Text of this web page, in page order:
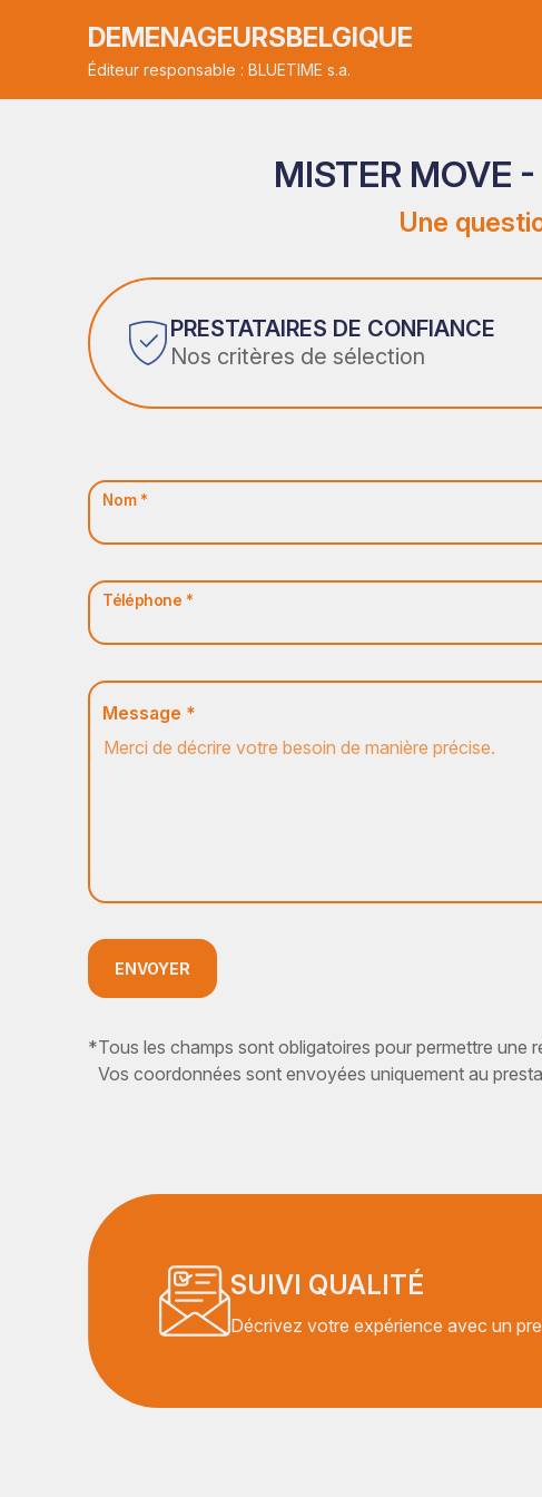
DEMENAGEURSBELGIQUE
Éditeur responsable : BLUETIME s.a.
MISTER MOVE
Une
PRESTATAIRES DE CONFIANCE
Nos critères de sélection
Nom *
Téléphone *
Message *
ENVOYER
*Tous les champs sont obligatoires pour permettre une
Vos coordonnées sont envoyées uniquement au
SUIVI QUALITÉ
Décrivez votre expérience avec un